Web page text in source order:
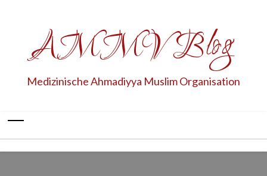
AMMV Blog
Medizinische Ahmadiyya Muslim Organisation